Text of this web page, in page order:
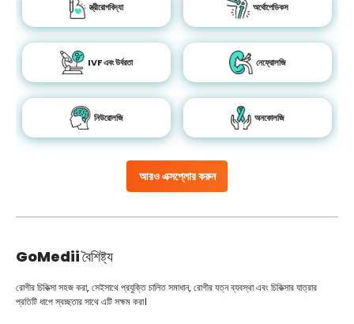
আরও এক্সপ্লোর করুন
স্ত্রীরোগবিদ্যা অর্থোপেডিকস
IVF এবং উর্বরতা নেফ্রোলজি
নিউরোলজি অনকোলজি
GoMediiবৈশিষ্ট্য
রোগীর চিকিত্সা সহজ করা, সেইসাথে প্রযুক্তি চালিত সমাধান, রোগীর যত্ন ব্যবস্থা এবং চিকিত্সার যাত্রার
প্রতিটি ধাপে স্বচ্ছতার সাথে এটি সক্ষম করা।